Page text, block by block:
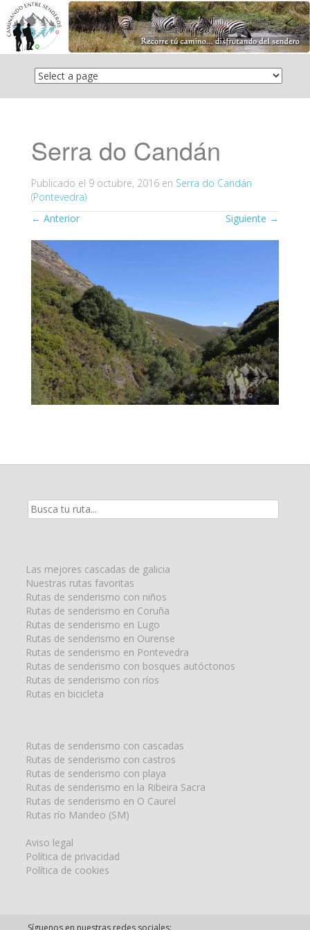
Saltar
contenido
Serra do Candán
Publicado el 9 octubre, 2016 en Serra do Candán
(Pontevedra)
← Anterior Siguiente →
Resultados
Las mejores cascadas de galicia
Nuestras rutas favoritas
Rutas de senderismo con niños
Rutas de senderismo en Coruña
Rutas de senderismo en Lugo
Rutas de senderismo en Ourense
Rutas de senderismo en Pontevedra
Rutas de senderismo con bosques autóctonos
Rutas de senderismo con ríos
Rutas en bicicleta
Rutas de senderismo con cascadas
Rutas de senderismo con castros
Rutas de senderismo con playa
Rutas de senderismo en la Ribeira Sacra
Rutas de senderismo en O Caurel
Rutas río Mandeo (SM)
Aviso legal
Política de privacidad
Política de cookies